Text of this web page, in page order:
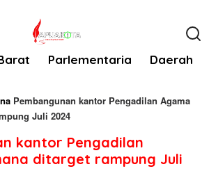
Parlementaria Daerah
Pembangunan kantor Pengadilan Agama
Juli 2024
kantor Pengadilan
ditarget rampung Juli